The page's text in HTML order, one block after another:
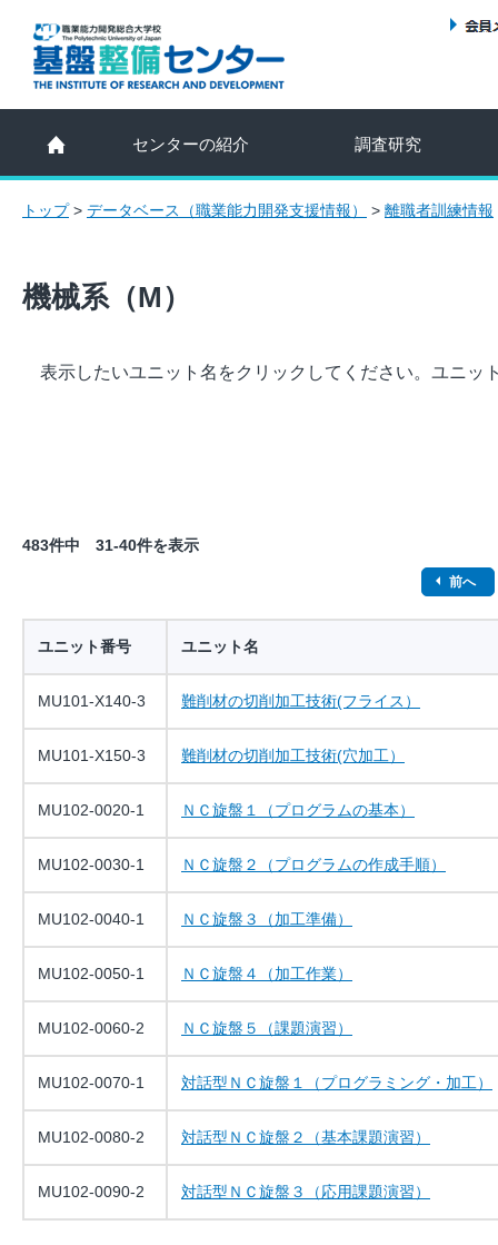
センターの紹介 調査研究
トップ> データベース（職業能力開発支援情報） > 離職者訓練情報
機械系（M）
表示したいユニット名をクリックしてください。ユニッ
483件中 31-40件を表示
前へ
ユニット番号 ユニット名
MU101-X140-3 難削材の切削加工技術(フライス）
MU101-X150-3 難削材の切削加工技術(穴加工）
MU102-0020-1 ＮＣ旋盤１（プログラムの基本）
MU102-0030-1 ＮＣ旋盤２（プログラムの作成手順）
MU102-0040-1 ＮＣ旋盤３（加工準備）
MU102-0050-1 ＮＣ旋盤４（加工作業）
MU102-0060-2 ＮＣ旋盤５（課題演習）
MU102-0070-1 対話型ＮＣ旋盤１（プログラミング・加工）
MU102-0080-2 対話型ＮＣ旋盤２（基本課題演習）
MU102-0090-2 対話型ＮＣ旋盤３（応用課題演習）